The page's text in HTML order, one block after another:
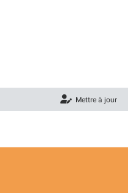
Mettre à jour